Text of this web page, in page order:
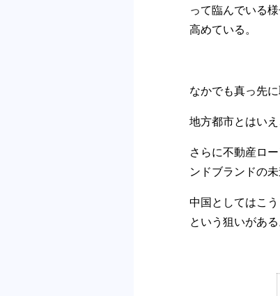
って臨んでいる
高めている。
なかでも真っ先
地方都市とはい
さらに不動産ロ
ンドブランドの
中国としてはこ
という狙いがある